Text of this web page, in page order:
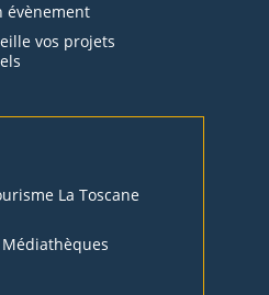
évènement
vos projets
La Toscane
Médiathèques